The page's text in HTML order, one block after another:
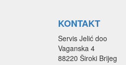
KONTAKT
Servis Jelić doo
Vaganska 4
88220 Široki Brijeg